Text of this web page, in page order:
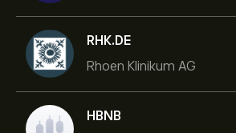
RHK.DE
Rhoen Klinikum AG
HBNB